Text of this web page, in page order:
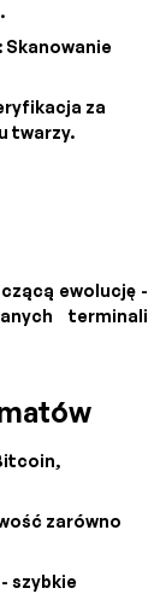
: Skanowanie
za
twarzy.
ewolucję -
terminali
zarówno
- szybkie